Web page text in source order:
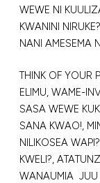
WEWE NI
KWANINI
NANI AMESEMA
THINK OF YOUR
ELIMU, WAME-
SASA WEWE
SANA KWAO!,
NILIKOSEA
KWELI?,
WANAUMIA JUU